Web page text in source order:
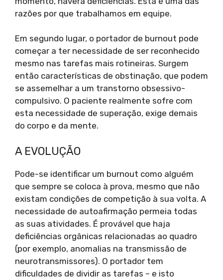
razões por que trabalhamos em equipe.
Em segundo lugar, o portador de burnout pode
começar a ter necessidade de ser reconhecido
mesmo nas tarefas mais rotineiras. Surgem
então características de obstinação, que podem
se assemelhar a um transtorno obsessivo-
compulsivo. O paciente realmente sofre com
esta necessidade de superação, exige demais
do corpo e da mente.
A EVOLUÇÃO
Pode-se identificar um burnout como alguém
que sempre se coloca à prova, mesmo que não
existam condições de competição à sua volta. A
necessidade de autoafirmação permeia todas
as suas atividades. É provável que haja
deficiências orgânicas relacionadas ao quadro
(por exemplo, anomalias na transmissão de
neurotransmissores). O portador tem
dificuldades de dividir as tarefas – e isto